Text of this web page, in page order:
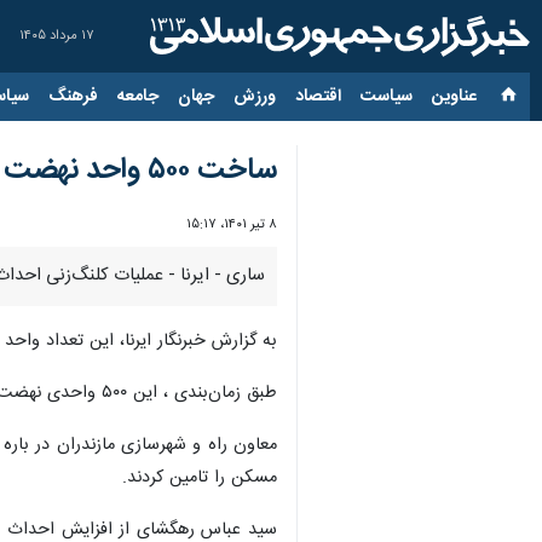
۱۷ مرداد ۱۴۰۵
عناوین‌ سیاست اقتصاد ورزش جهان جامعه فرهنگ
ساخت ۵۰۰ واحد نهضت ملی مسکن در نکا آغاز شد
۸ تیر ۱۴۰۱، ۱۵:۱۷